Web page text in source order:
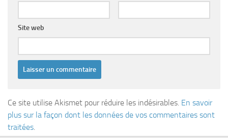
Site web
Ce site utilise Akismet pour réduire les indésirables. En savoir
plus sur la façon dont les données de vos commentaires sont
traitées.